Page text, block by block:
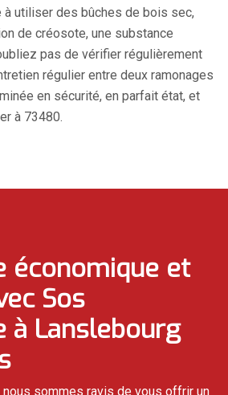
utiliser des bûches de bois sec,
de créosote, une substance
pas de vérifier régulièrement
régulier entre deux ramonages
en sécurité, en parfait état, et
à 73480.
économique et
Sos
à Lanslebourg
nous sommes ravis de vous offrir un